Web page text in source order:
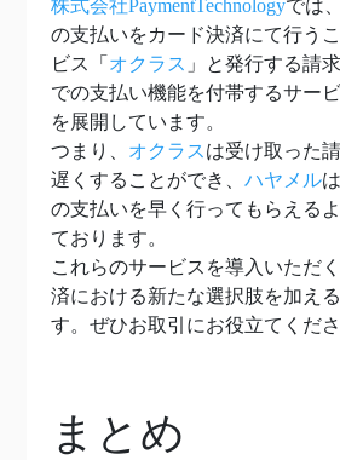
株式会社PaymentTechnologyでは
の支払いをカード決済にて行う
ビス「 オクラス 」と発行する請
での支払い機能を付帯するサービ
を展開しています。
つまり、 オクラスは受け取った
遅くすることができ、 ハヤメル
の支払いを早く行ってもらえる
ております。
これらのサービスを導入いただ
済における新たな選択肢を加え
す。ぜひお取引にお役立てくださ
まとめ